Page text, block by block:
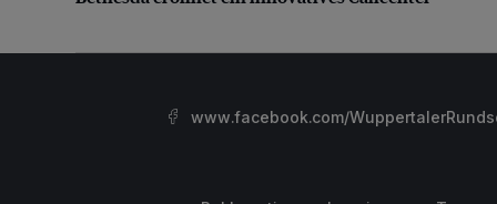
www.facebook.com/